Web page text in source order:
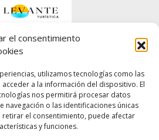
el consentimiento
utilizamos tecnologías como las
a la información del dispositivo. El
nos permitirá procesar datos
navegación o las identificaciones únicas
retirar el consentimiento, puede afectar
y funciones.
¡Nuestras increibles GUÍAS!
legal